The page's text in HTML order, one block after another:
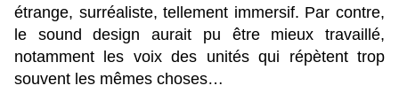
étrange, surréaliste, tellement immersif. Par contre,
le sound design aurait pu être mieux travaillé,
notamment les voix des unités qui répètent trop
souvent les mêmes choses…